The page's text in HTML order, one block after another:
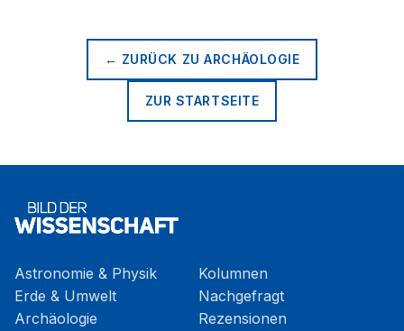
← ZURÜCK ZUARCHÄOLOGIE
ZUR STARTSEITE
Astronomie & Physik
Erde & Umwelt
Archäologie
Kolumnen
Nachgefragt
Rezensionen